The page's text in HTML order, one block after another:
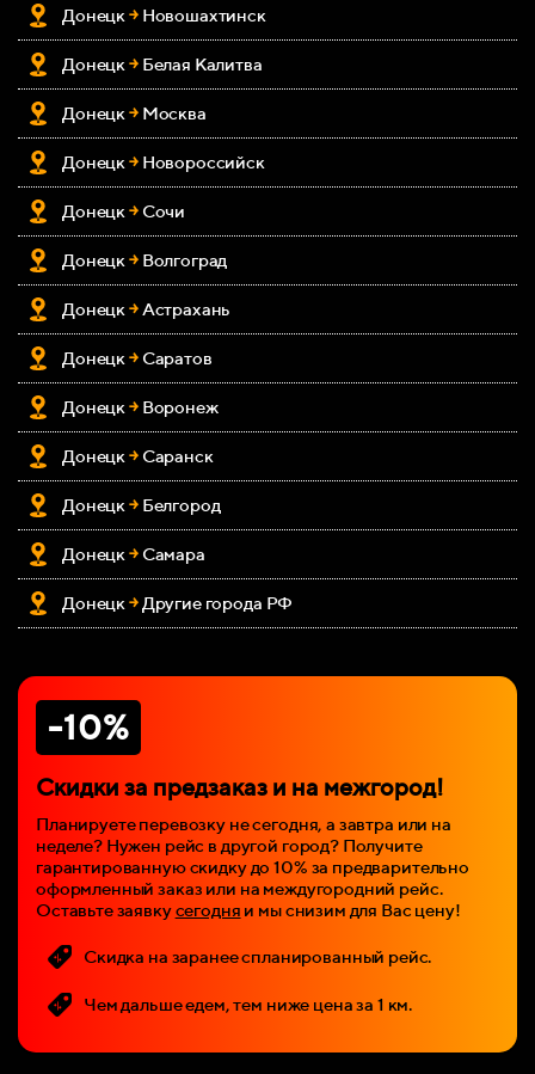
Донецк ￫Новошахтинск
Донецк ￫Белая Калитва
Донецк ￫Москва
Донецк ￫Новороссийск
Донецк ￫Сочи
Донецк ￫Волгоград
Донецк ￫Астрахань
Донецк ￫Саратов
Донецк ￫Воронеж
Донецк ￫Саранск
Донецк ￫Белгород
Донецк ￫Самара
Донецк ￫Другие города РФ
-10%
Скидки за предзаказ и на межгород!
Планируете перевозку не сегодня, а завтра или на
неделе? Нужен рейс в другой город? Получите
гарантированную скидку до 10% за предварительно
оформленный заказ или на междугородний рейс.
Оставьте заявкусегодня и мы снизим для Вас цену!
Скидка на заранее спланированный рейс.
Чем дальше едем, тем ниже цена за 1 км.